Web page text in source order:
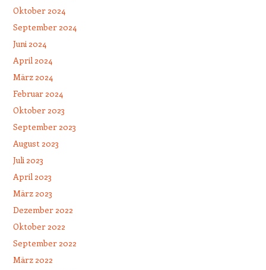
Oktober 2024
September 2024
Juni 2024
April 2024
März 2024
Februar 2024
Oktober 2023
September 2023
August 2023
Juli 2023
April 2023
März 2023
Dezember 2022
Oktober 2022
September 2022
März 2022